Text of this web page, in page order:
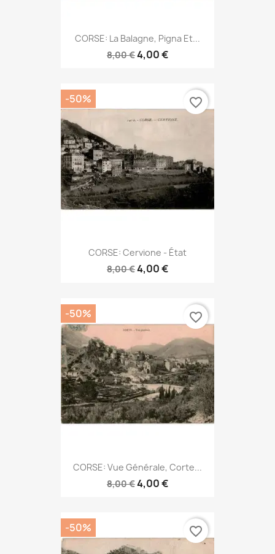
CORSE: La Balagne, Pigna Et...
8,00 €4,00 €
CORSE: Cervione - État
8,00 €4,00 €
-50% favorite_border
CORSE: Vue Générale, Corte...
8,00 €4,00 €
-50% favorite_border
-50% favorite_border